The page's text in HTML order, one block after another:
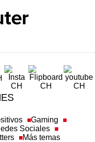
Gaming
Sociales
Más temas